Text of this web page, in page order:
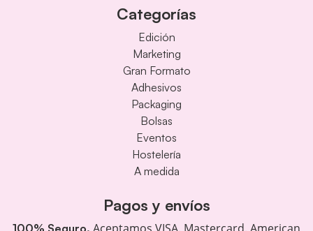
Categorías
Edición
Marketing
Gran Formato
Adhesivos
Packaging
Bolsas
Eventos
Hostelería
A medida
Pagos y envíos
100% Seguro.